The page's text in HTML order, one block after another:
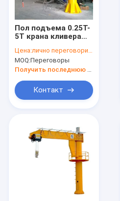
Пол подъема 0.25T-
5T крана кливера
светлой
обязанности
фиксированный -
кливера
Цена:лично переговорить
MOQ:Переговоры
Контакт